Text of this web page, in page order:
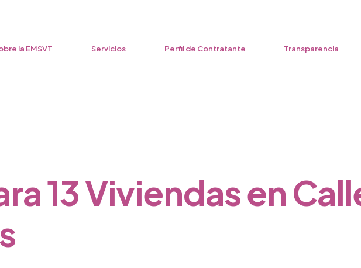
la EMSVT Servicios Perfil de Contratante Transparencia
13 Viviendas en